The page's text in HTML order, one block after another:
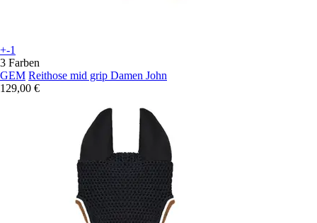
+-1
3 Farben
GEM Reithose mid grip Damen John
129,00 €